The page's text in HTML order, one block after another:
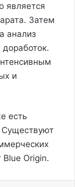
является
Затем
анализ
и
есть
Blue Origin.